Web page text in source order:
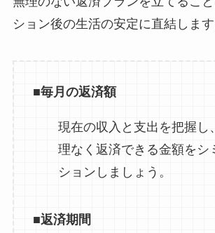
ション後の生活の安定に直結します
■毎月の返済額
現在の収入と支出を把握し
理なく返済できる金額をシ
ションしましょう。
■返済期間